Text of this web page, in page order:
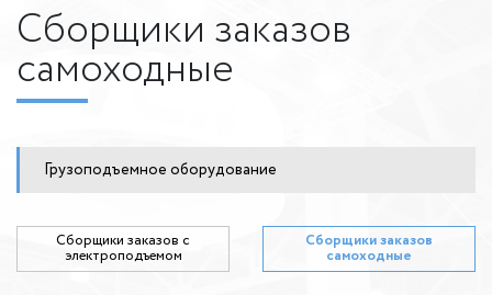
Сборщики заказов
самоходные
Грузоподъемное оборудование
Сборщики заказов с
электроподъемом
Сборщики заказов
самоходные